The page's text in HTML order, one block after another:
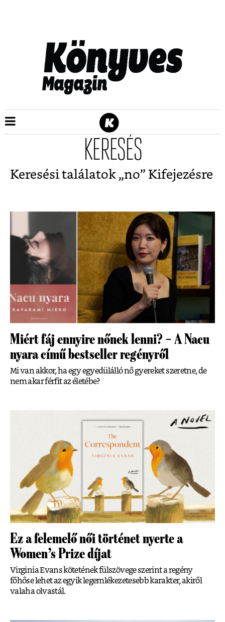
KERESÉS
Keresési találatok „no” Kifejezésre
Miért fáj ennyire nőnek lenni? – A Nacu
nyara című bestseller regényről
Mi van akkor, ha egy egyedülálló nő gyereket szeretne, de
nem akar férfit az életébe?
Ez a felemelő női történet nyerte a
Women’s Prize díjat
Virginia Evans kötetének fülszövege szerint a regény
főhőse lehet az egyik legemlékezetesebb karakter, akiről
valaha olvastál.